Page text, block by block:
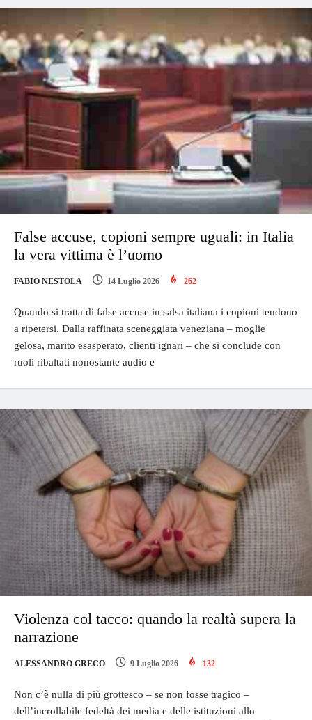
False accuse, copioni sempre uguali: in Italia
la vera vittima è l’uomo
FABIO NESTOLA 14 Luglio 2026 262
Quando si tratta di false accuse in salsa italiana i copioni tendono
a ripetersi. Dalla raffinata sceneggiata veneziana – moglie
gelosa, marito esasperato, clienti ignari – che si conclude con
ruoli ribaltati nonostante audio e
Violenza col tacco: quando la realtà supera la
narrazione
ALESSANDRO GRECO 9 Luglio 2026 132
Non c’è nulla di più grottesco – se non fosse tragico –
dell’incrollabile fedeltà dei media e delle istituzioni allo